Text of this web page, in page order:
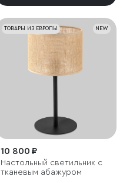
NEW
ТОВАРЫ ИЗ ЕВРОПЫ
10 800 ₽
Настольный светильник с
тканевым абажуром